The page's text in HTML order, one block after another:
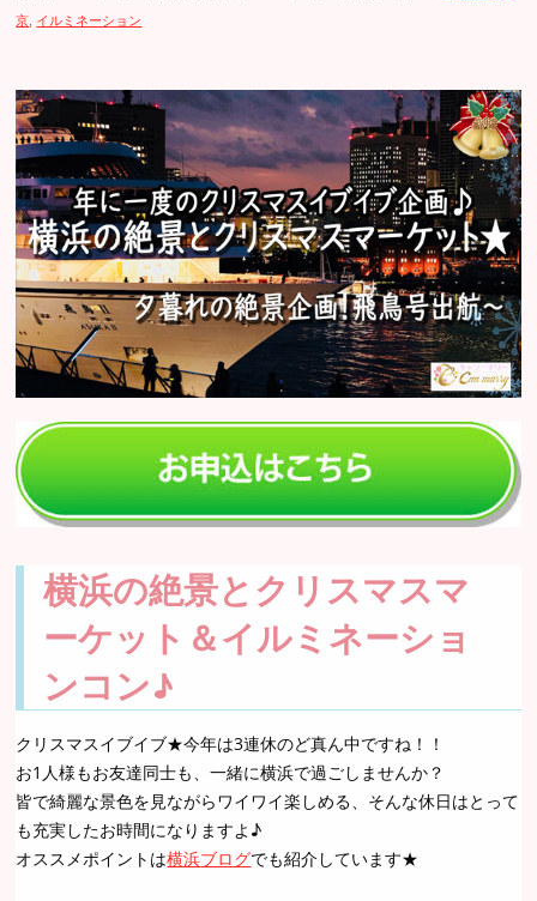
京 イルミネーション
横浜の絶景とクリスマスマ
ーケット＆イルミネーショ
ンコン♪
クリスマスイブイブ★今年は3連休のど真ん中ですね！！
お1人様もお友達同士も、一緒に横浜で過ごしませんか？
皆で綺麗な景色を見ながらワイワイ楽しめる、そんな休日はとって
も充実したお時間になりますよ♪
オススメポイントは横浜ブログでも紹介しています★